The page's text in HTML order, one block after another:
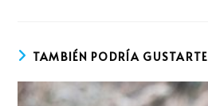
TAMBIÉN PODRÍA GUSTARTE